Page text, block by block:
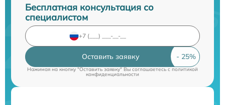
Бесплатная консультация со
специалистом
Оставить заявку
Нажимая на кнопку "Оставить заявку" Вы соглашаетесь cполитикой
конфиденциальности